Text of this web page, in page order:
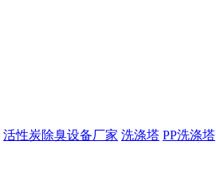
活性炭除臭设备厂家 洗涤塔 PP洗涤塔